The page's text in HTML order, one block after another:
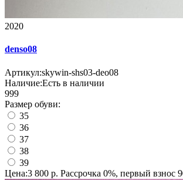
2020
denso08
Артикул:skywin-shs03-deo08
Наличие:Есть в наличии
999
Размер обуви:
35
36
37
38
39
Цена:3 800 р. Рассрочка 0%, первый взнос